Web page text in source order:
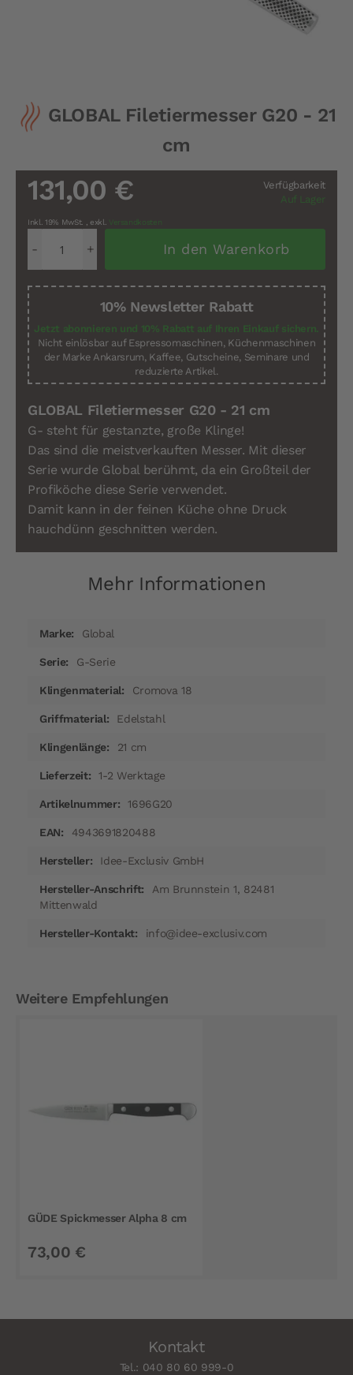
Zum
Anfang
der
GLOBAL Filetiermesser G20 - 21
cm
Verfügbarkeit
Auf Lager
131,00 €
Inkl. 19% MwSt. , exkl. Versandkosten
In den Warenkorb
10% Newsletter Rabatt
Jetzt abonnieren und 10% Rabatt auf Ihren Einkauf sichern.
Nicht einlösbar auf Espressomaschinen, Küchenmaschinen
der Marke Ankarsrum, Kaffee, Gutscheine, Seminare und
reduzierte Artikel.
GLOBAL Filetiermesser G20 - 21 cm
G- steht für gestanzte, große Klinge!
Das sind die meistverkauften Messer. Mit dieser
Serie wurde Global berühmt, da ein Großteil der
Profiköche diese Serie verwendet.
Damit kann in der feinen Küche ohne Druck
hauchdünn geschnitten werden.
Mehr Informationen
InformationenGlobal
G-Serie
Cromova 18
Edelstahl
21 cm
1-2 Werktage
1696G20
4943691820488
Idee-Exclusiv GmbH
Am Brunnstein 1, 82481
Mittenwald
info@idee-exclusiv.com
Weitere Empfehlungen
GÜDE Spickmesser Alpha 8 cm
73,00 €
Kontakt
Tel.: 040 80 60 999-0